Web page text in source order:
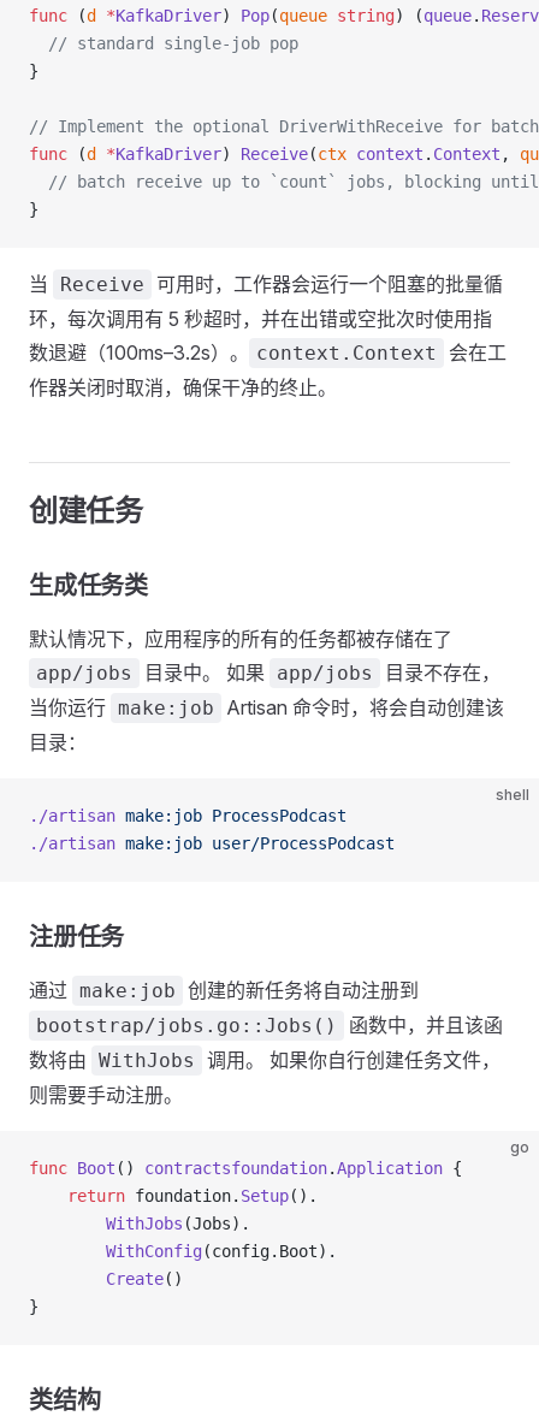
func (d *KafkaDriver) Pop(queue string) (queue.
  // standard single-job pop
}
// Implement the optional DriverWithReceive for batch
func (d *KafkaDriver) Receive(ctx context . Context ,
// batch receive up to `count` jobs, blocking
}
当 Receive
可用时，工作器会运行一个阻塞的批量循
环，每次调用有 5 秒超时，并在出错或空批次时使用指
数退避（100ms–3.2s）。
context.Context
会在工
作器关闭时取消，确保干净的终止。
创建任务
生成任务类
默认情况下，应用程序的所有的任务都被存储在了
app/jobs 目录中。 如果 app/jobs
目录不存在，
当你运行 make:job
Artisan 命令时，将会自动创建该
目录：
shell
./artisan make:job ProcessPodcast
./artisan make:job user/ProcessPodcast
注册任务
通过 make:job 创建的新任务将自动注册到
bootstrap/jobs.go::Jobs()
函数中，并且该函
数将由 WithJobs
调用。 如果你自行创建任务文件，
则需要手动注册。
go
func Boot () contractsfoundation.Application {
	return
foundation. Setup().
		WithJobs
(Jobs).
		WithConfig
(config.Boot).
		Create
()
}
类结构